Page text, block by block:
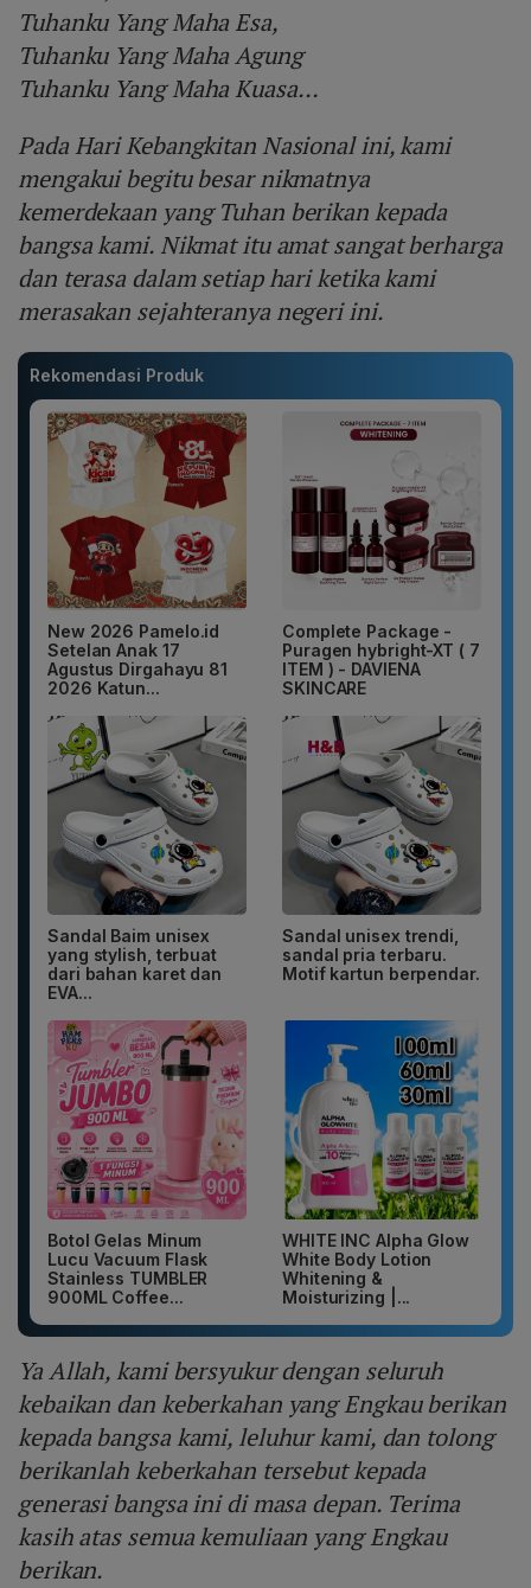
Tuhanku Yang Maha Esa,
Tuhanku Yang Maha Agung
Tuhanku Yang Maha Kuasa…
Pada Hari Kebangkitan Nasional ini, kami
mengakui begitu besar nikmatnya
kemerdekaan yang Tuhan berikan kepada
bangsa kami. Nikmat itu amat sangat berharga
dan terasa dalam setiap hari ketika kami
merasakan sejahteranya negeri ini.
Rekomendasi Produk
New 2026 Pamelo.id
Setelan Anak 17
Agustus Dirgahayu 81
2026 Katun...
Complete Package -
Puragen hybright-XT ( 7
ITEM ) - DAVIENA
SKINCARE
Sandal Baim unisex
yang stylish, terbuat
dari bahan karet dan
EVA...
Sandal unisex trendi,
sandal pria terbaru.
Motif kartun berpendar.
Botol Gelas Minum
Lucu Vacuum Flask
Stainless TUMBLER
900ML Coffee...
WHITE INC Alpha Glow
White Body Lotion
Whitening &
Moisturizing |...
Ya Allah, kami bersyukur dengan seluruh
kebaikan dan keberkahan yang Engkau berikan
kepada bangsa kami, leluhur kami, dan tolong
berikanlah keberkahan tersebut kepada
generasi bangsa ini di masa depan. Terima
kasih atas semua kemuliaan yang Engkau
berikan.